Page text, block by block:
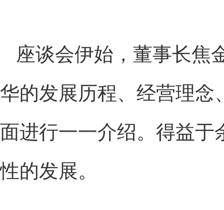
座谈会伊始，董事长焦
华的发展历程、经营理念
面进行一一介绍。得益于
性的发展。